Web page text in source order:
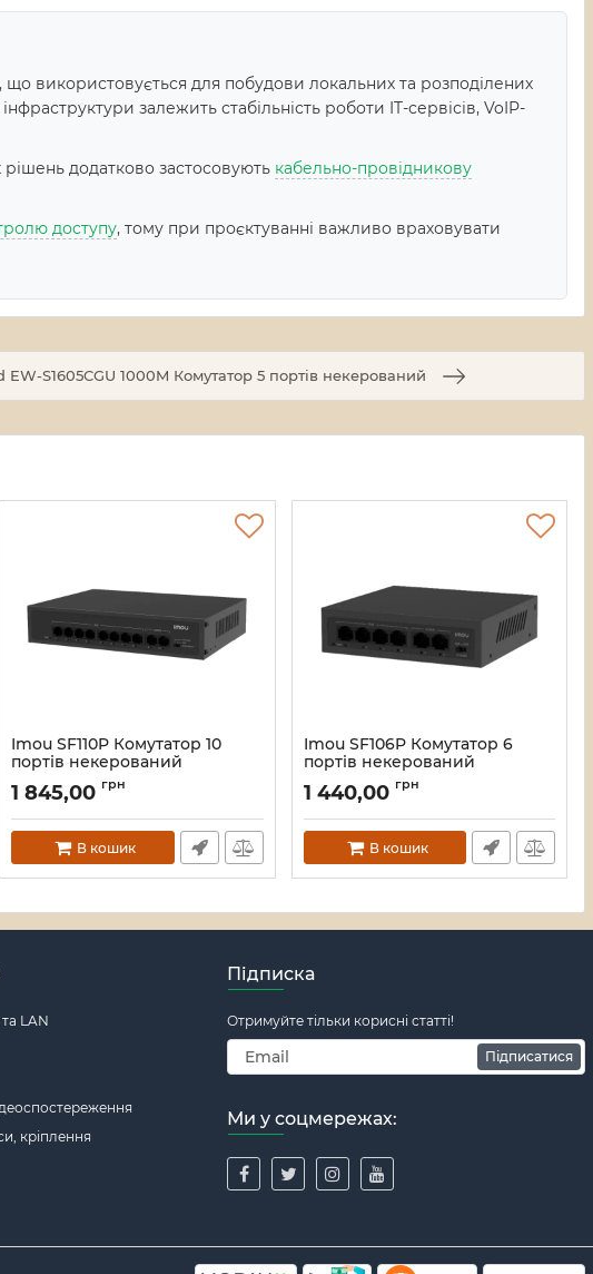
використовується для побудови локальних та розподілених
залежить стабільність роботи IT-сервісів, VoIP-
додатково застосовують кабельно-провідникову
доступу, тому при проєктуванні важливо враховувати
EW-S1605CGU 1000M Комутатор 5 портів некерований
Imou SF110P Комутатор 10
портів некерований
Артикул:16_119588
1 845,00 грн
В кошик
Imou SF106P Комутатор 6
портів некерований
Артикул: 16_119587
1 440,00 грн
В кошик
LAN
кріплення
Підписка
Отримуйте тільки корисні статті!
Підписатися
Ми у соцмережах: